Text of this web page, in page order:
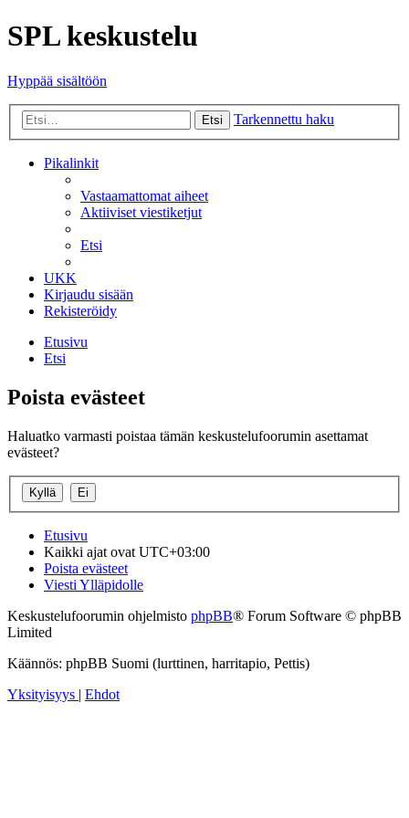
SPL keskustelu
Hyppää sisältöön
Etsi Tarkennettu haku
Pikalinkit
Vastaamattomat aiheet
Aktiiviset viestiketjut
Etsi
UKK
Kirjaudu sisään
Rekisteröidy
Etusivu
Etsi
Poista evästeet
Haluatko varmasti poistaa tämän keskustelufoorumin asettamat
evästeet?
Etusivu
Kaikki ajat ovat UTC+03:00
Poista evästeet
Viesti Ylläpidolle
Keskustelufoorumin ohjelmisto phpBB® Forum Software © phpBB
Limited
Käännös: phpBB Suomi (lurttinen, harritapio, Pettis)
Yksityisyys | Ehdot